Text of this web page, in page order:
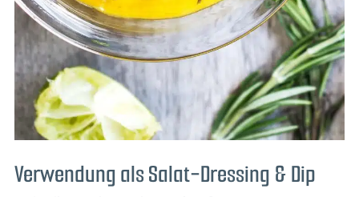
Verwendung als Salat-Dressing & Dip